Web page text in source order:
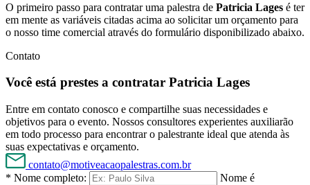
O primeiro passo para contratar uma palestra de Patricia Lages é ter
em mente as variáveis citadas acima ao solicitar um orçamento para
o nosso time comercial através do formulário disponibilizado abaixo.
Contato
Você está prestes a contratar Patricia Lages
Entre em contato conosco e compartilhe suas necessidades e
objetivos para o evento. Nossos consultores experientes auxiliarão
em todo processo para encontrar o palestrante ideal que atenda às
suas expectativas e orçamento.
contato@motiveacaopalestras.com.br
* Nome completo:
Nome é